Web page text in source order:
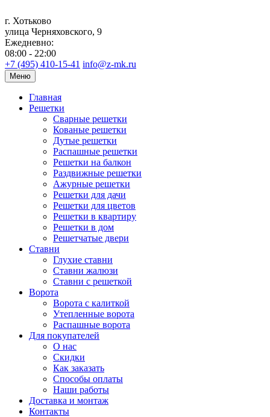
г. Хотьково
улица Черняховского, 9
Ежедневно:
08:00 - 22:00
+7 (495) 410-15-41 info@z-mk.ru
Меню
Главная
Решетки
Сварные решетки
Кованые решетки
Дутые решетки
Распашные решетки
Решетки на балкон
Раздвижные решетки
Ажурные решетки
Решетки для дачи
Решетки для цветов
Решетки в квартиру
Решетки в дом
Решетчатые двери
Ставни
Глухие ставни
Ставни жалюзи
Ставни с решеткой
Ворота
Ворота с калиткой
Утепленные ворота
Распашные ворота
Для покупателей
О нас
Скидки
Как заказать
Способы оплаты
Наши работы
Доставка и монтаж
Контакты